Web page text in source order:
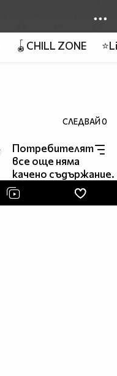
🪀CHILL ZONE
СЛЕДВАЙ0
Потребителят
все още няма
качено съдържание.